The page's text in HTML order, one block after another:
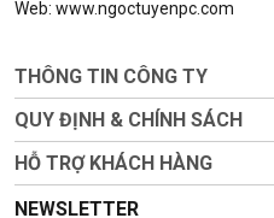
Web: www.ngoctuyenpc.com
THÔNG TIN CÔNG TY
QUY ĐỊNH & CHÍNH SÁCH
HỖ TRỢ KHÁCH HÀNG
NEWSLETTER